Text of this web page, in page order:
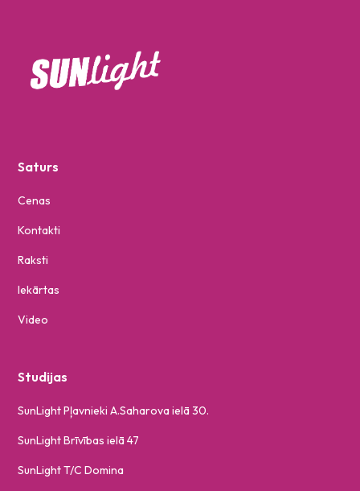
Saturs
Cenas
Kontakti
Raksti
Iekārtas
Video
Studijas
SunLight Pļavnieki A.Saharova ielā 30.
SunLight Brīvības ielā 47
SunLight T/C Domina